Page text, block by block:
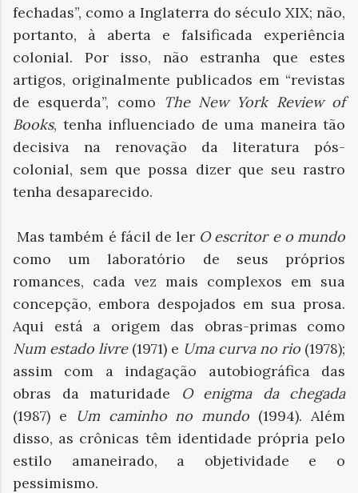
fechadas”, como a Inglaterra do século XIX; não,
portanto, à aberta e falsificada experiência
colonial. Por isso, não estranha que estes
artigos, originalmente publicados em “revistas
de esquerda”, como The New York Review of
Books, tenha influenciado de uma maneira tão
decisiva na renovação da literatura pós-
colonial, sem que possa dizer que seu rastro
tenha desaparecido.
Mas também é fácil de ler O escritor e o mundo
como um laboratório de seus próprios
romances, cada vez mais complexos em sua
concepção, embora despojados em sua prosa.
Aqui está a origem das obras-primas como
Num estado livre (1971) e Uma curva no rio (1978);
assim com a indagação autobiográfica das
obras da maturidade O enigma da chegada
(1987) e Um caminho no mundo (1994). Além
disso, as crônicas têm identidade própria pelo
estilo amaneirado, a objetividade e o
pessimismo.